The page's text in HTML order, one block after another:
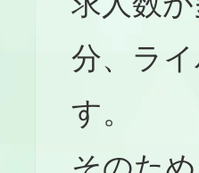
分、ラ
す。